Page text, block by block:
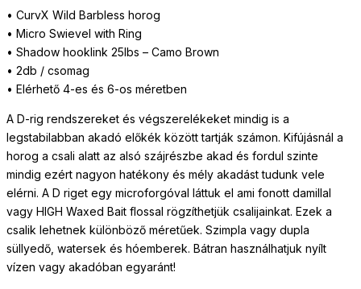
• CurvX Wild Barbless horog
• Micro Swievel with Ring
• Shadow hooklink 25lbs – Camo Brown
• 2db / csomag
• Elérhető 4-es és 6-os méretben
A D-rig rendszereket és végszerelékeket mindig is a
legstabilabban akadó előkék között tartják számon. Kifújásnál a
horog a csali alatt az alsó szájrészbe akad és fordul szinte
mindig ezért nagyon hatékony és mély akadást tudunk vele
elérni. A D riget egy microforgóval láttuk el ami fonott damillal
vagy HIGH Waxed Bait flossal rögzíthetjük csalijainkat. Ezek a
csalik lehetnek különböző méretűek. Szimpla vagy dupla
süllyedő, watersek és hóemberek. Bátran használhatjuk nyílt
vízen vagy akadóban egyaránt!